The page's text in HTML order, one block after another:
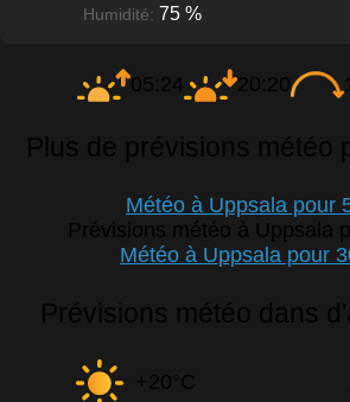
Humidité: 75 %
05:24 20:20
Plus de prévisions météo
Météo à Uppsala pour
Prévisions météo à Uppsala
Météo à Uppsala pour
Prévisions météo dans
+20°C